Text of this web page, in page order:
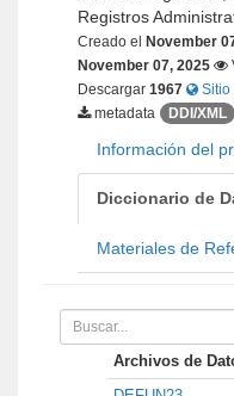
Registros
Creado el November
November 07, 2025
Descargar 1967
Sitio
metadata
DDI/XML
Información del
Diccionario de
Materiales de
Archivos de